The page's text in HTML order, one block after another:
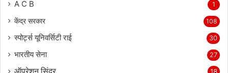
A C B 1
केंद्र सरकार 108
स्पोर्ट्स यूनिवर्सिटी राई 30
भारतीय सेना 27